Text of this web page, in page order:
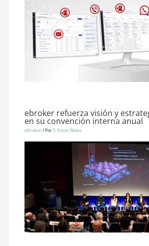
ebroker refuerza visión y
en su convención interna anual
ebroker/ PorS. Fecor News